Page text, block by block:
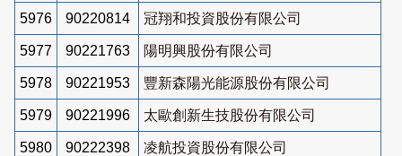
5976 90220814 冠翔和投資股份有限公司
5977 90221763 陽明興股份有限公司
5978 90221953 豐新森陽光能源股份有限公司
5979 90221996 太歐創新生技股份有限公司
5980 90222398 凌航投資股份有限公司